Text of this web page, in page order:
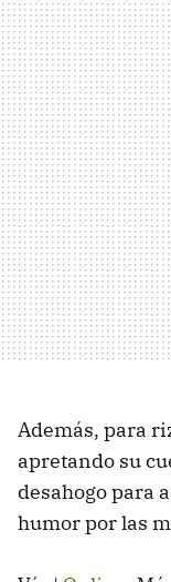
Además, para
apretando su
desahogo para
humor por las